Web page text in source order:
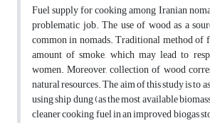
Fuel supply for cooking among Iranian
problematic job. The use of wood as a
common in nomads. Traditional method of
amount of smoke, which may lead to
women. Moreover, collection of wood
natural resources. The aim of this study is to
using ship dung (as the most available
cleaner cooking fuel in an improved biogas